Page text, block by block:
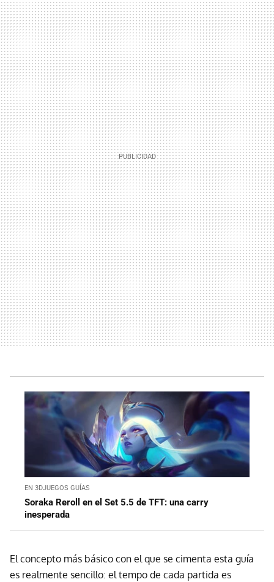
EN 3DJUEGOS GUÍAS
Soraka Reroll en el Set 5.5 de TFT: una carry
inesperada
El concepto más básico con el que se cimenta esta guía
es realmente sencillo: el tempo de cada partida es